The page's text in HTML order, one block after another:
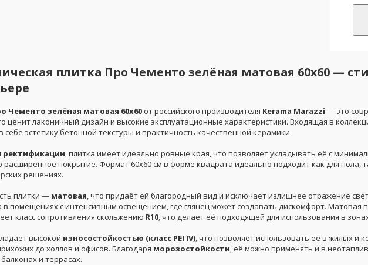
плитка Про Чементо зелёная матовая 60x60 —
Чементо зелёная матовая 60x60 от российского производителя Kerama Marazzi — это
ценит лаконичный дизайн и высокие эксплуатационные характеристики. Входящая в
себе эстетику бетонной текстуры и практичность качественной керамики.
ректификации , плитка имеет идеально ровные края, что позволяет укладывать её с
расширенное покрытие. Формат 60x60 см в форме квадрата идеально подходит как для пола,
решениях.
плитки — матовая , что придаёт ей благородный вид и исключает излишнее отражение
в помещениях с интенсивным освещением, где глянец может создавать дискомфорт. Матовая
класс сопротивления скольжению R10 , что делает её подходящей для использования в
высокой износостойкостью (класс PEI IV) , что позволяет использовать её в жилых
до холлов и офисов. Благодаря морозостойкости , её можно применять и в
и террасах.